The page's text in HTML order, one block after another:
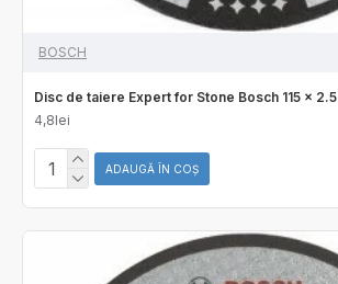
BOSCH
Disc de taiere Expert for Stone Bosch 115 x 2.5
4,8lei
ADAUGĂ ÎN COŞ